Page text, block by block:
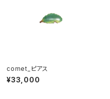
comet_ピアス
¥33,000